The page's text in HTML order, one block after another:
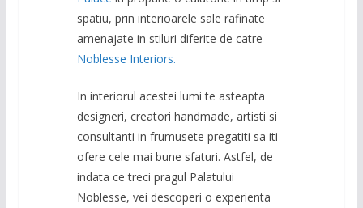
spatiu, prin interioarele sale rafinate
amenajate in stiluri diferite de catre
Noblesse Interiors.
In interiorul acestei lumi te asteapta
designeri, creatori handmade, artisti si
consultanti in frumusete pregatiti sa iti
ofere cele mai bune sfaturi. Astfel, de
indata ce treci pragul Palatului
Noblesse, vei descoperi o experienta